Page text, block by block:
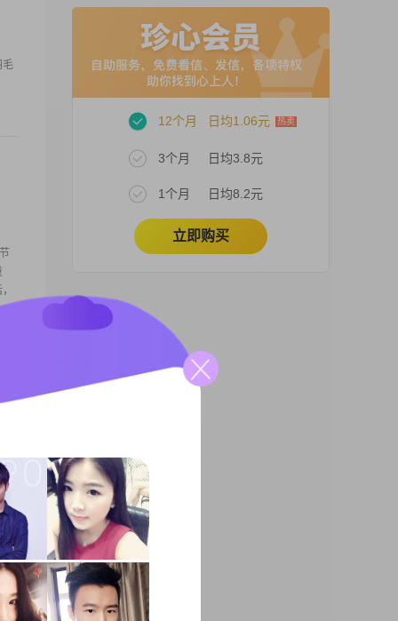
毛
的
12个月 日均1.06元
3个月 日均3.8元
1个月 日均8.2元
立即购买